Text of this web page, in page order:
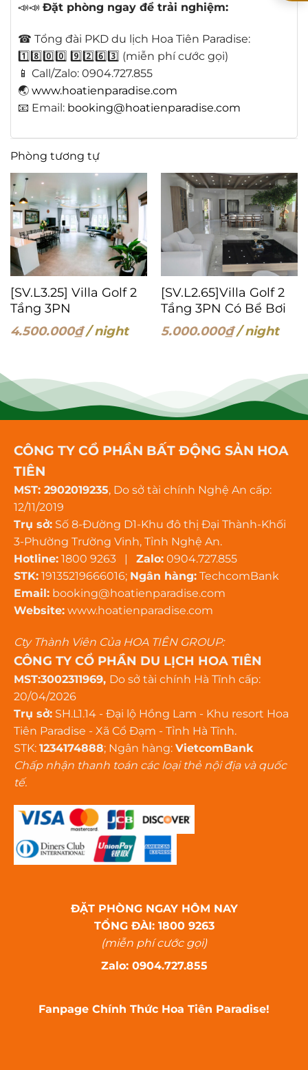
📣📣 Đặt phòng ngay để trải nghiệm:
☎ Tổng đài PKD du lịch Hoa Tiên Paradise:
1️⃣8️⃣0️⃣0️⃣ 9️⃣2️⃣6️⃣3️⃣ (miễn phí cước gọi)
📱 Call/Zalo: 0904.727.855
🌏 www.hoatienparadise.com
📧 Email: booking@hoatienparadise.com
Phòng tương tự
[SV.L3.25] Villa Golf 2
Tầng 3PN
4.500.000₫/ night
[SV.L2.65]Villa Golf 2
Tầng 3PN Có Bể Bơi
5.000.000₫/ night
CÔNG TY CỔ PHẦN BẤT ĐỘNG SẢN HOA
TIÊN
MST: 2902019235, Do sở tài chính Nghệ An cấp:
12/11/2019
Trụ sở: Số 8-Đường D1-Khu đô thị Đại Thành-Khối
3-Phường Trường Vinh, Tỉnh Nghệ An.
Hotline: 1800 9263 | Zalo: 0904.727.855
STK: 19135219666016; Ngân hàng: TechcomBank
Email: booking@hoatienparadise.com
Website: www.hoatienparadise.com
Cty Thành Viên Của HOA TIÊN GROUP:
CÔNG TY CỔ PHẦN DU LỊCH HOA TIÊN
MST:3002311969, Do sở tài chính Hà Tĩnh cấp:
20/04/2026
Trụ sở: SH.L1.14 - Đại lộ Hồng Lam - Khu resort Hoa
Tiên Paradise - Xã Cổ Đạm - Tỉnh Hà Tĩnh.
STK: 1234174888; Ngân hàng: VietcomBank
Chấp nhận thanh toán các loại thẻ nội địa và quốc
tế.
ĐẶT PHÒNG NGAY HÔM NAY
TỔNG ĐÀI: 1800 9263
(miễn phí cước gọi)
Zalo: 0904.727.855
Fanpage Chính Thức Hoa Tiên Paradise!